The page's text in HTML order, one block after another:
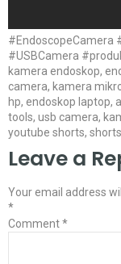
#EndoscopeCamera
#USBCamera
kamera endoskop,
camera, kamera
hp, endoskop laptop,
tools, usb camera,
youtube shorts, shorts
Leave a
Your email address
*
Comment*